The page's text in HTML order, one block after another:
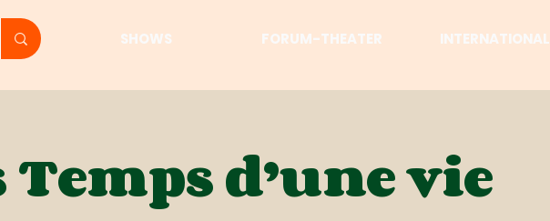
SHOWS FORUM-THEATER INTERNATIONAL
Temps d’une vie